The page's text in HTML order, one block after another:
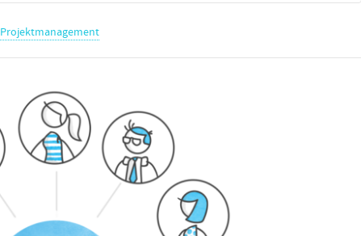
Projektmanagement